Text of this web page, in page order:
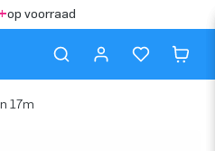
op voorraad
17m